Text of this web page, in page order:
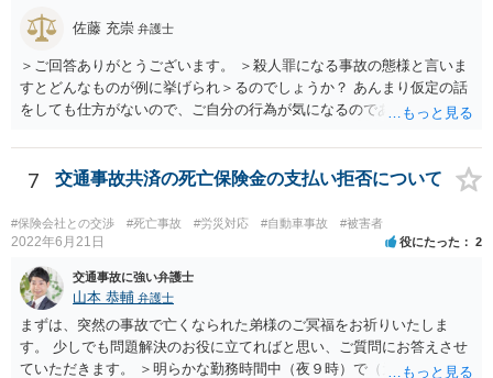
佐藤 充崇 弁護士
＞ご回答ありがとうございます。 ＞殺人罪になる事故の態様と言いま
すとどんなものが例に挙げられ＞るのでしょうか？ あんまり仮定の話
をしても仕方がないので、ご自分の行為が気になるのであれば、何を
か、直接弁護士に相談に行くかしたほうがいいと思います。 殺人罪に
なりうる事故の態様だと、自転車が改造自転車か何かで時速１００キ
と思いますので、殺人罪が成立しえますが・・・ 思いつく限りの例を
全て挙げるのは不可能ではあります。 ＞私は決して人を殺そうと思っ
て危険な運転をしたわけではありま＞せん。 殺人罪の故意は、「自分
の危険な運転で誰か人が死んでも構わない」くらいで成立します。そ
して自分でそう思っていなくても、客観的に人が死んでもおかしくな
い危険行為を、危険だと知っていてやると故意は認められてしまう可
能性が高いです。人を殺そうという意欲までは不要です。
7 交通事故共済の死亡保険金の支払い拒否について
#保険会社との交渉 #死亡事故 #労災対応 #自動車事故 #被害者
2022年6月21日 役にたった 2
交通事故に強い弁護士
山本 恭輔 弁護士
まずは、突然の事故で亡くなられた弟様のご冥福をお祈りいたしま
す。 少しでも問題解決のお役に立てればと思い、ご質問にお答えさせ
ていただきます。 ＞明らかな勤務時間中（夜９時）で（元従業員の証